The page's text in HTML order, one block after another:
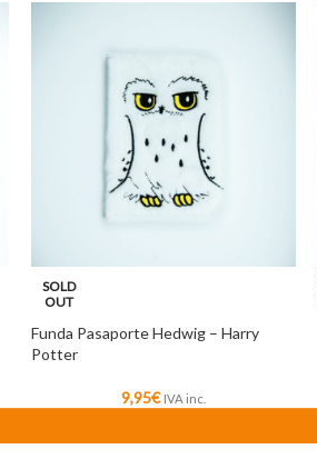
SOLD
OUT
Funda Pasaporte Hedwig – Harry
Potter
9,95€ IVA inc.